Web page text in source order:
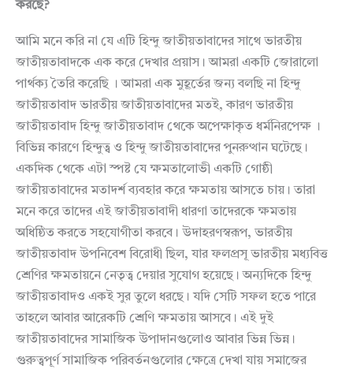
করছে?
আমি মনে করি না যে এটি হিন্দু জাতীয়তাবাদের সাথে ভারতীয়
জাতীয়তাবাদকে এক করে দেখার প্রয়াস। আমরা একটি জোরালো
পার্থক্য তৈরি করেছি । আমরা এক মুহূর্তের জন্য বলছি না হিন্দু
জাতীয়তাবাদ ভারতীয় জাতীয়তাবাদের মতই, কারণ ভারতীয়
জাতীয়তাবাদ হিন্দু জাতীয়তাবাদ থেকে অপেক্ষাকৃত ধর্মনিরপেক্ষ ।
বিভিন্ন কারণে হিন্দুত্ব ও হিন্দু জাতীয়তাবাদের পুনরুত্থান ঘটেছে।
একদিক থেকে এটা স্পষ্ট যে ক্ষমতালোভী একটি গোষ্ঠী
জাতীয়তাবাদের মতাদর্শ ব্যবহার করে ক্ষমতায় আসতে চায়। তারা
মনে করে তাদের এই জাতীয়তাবাদী ধারণা তাদেরকে ক্ষমতায়
অধিষ্ঠিত করতে সহযোগীতা করবে। উদাহরণস্বরূপ, ভারতীয়
জাতীয়তাবাদ উপনিবেশ বিরোধী ছিল, যার ফলপ্রসূ ভারতীয় মধ্যবিত্ত
শ্রেণির ক্ষমতায়নে নেতৃত্ব দেয়ার সুযোগ হয়েছে। অন্যদিকে হিন্দু
জাতীয়তাবাদও একই সুর তুলে ধরছে। যদি সেটি সফল হতে পারে
তাহলে আবার আরেকটি শ্রেণি ক্ষমতায় আসবে। এই দুই
জাতীয়তাবাদের সামাজিক উপাদানগুলোও আবার ভিন্ন ভিন্ন।
গুরুত্বপূর্ণ সামাজিক পরিবর্তনগুলোর ক্ষেত্রে দেখা যায় সমাজের